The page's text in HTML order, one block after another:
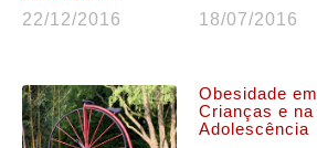
22/12/2016
18/07/2016
Obesidade em
Crianças e na
Adolescência